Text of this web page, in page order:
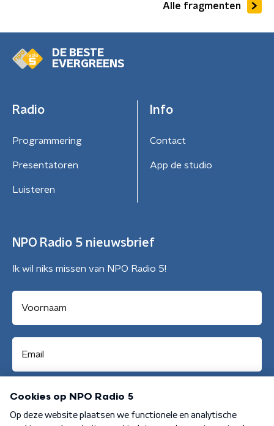
Alle fragmenten
DE BESTE
EVERGREENS
Radio
Programmering
Presentatoren
Luisteren
Info
Contact
App de studio
NPO Radio 5 nieuwsbrief
Ik wil niks missen van NPO Radio 5!
Aanmelden